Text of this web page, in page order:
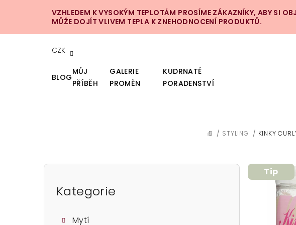
VZHLEDEM K VYSOKÝM TEPLOTÁM PROSÍME ZÁKAZNÍKY, ABY SI
MŮŽE DOJÍT VLIVEM TEPLA K ZNEHODNOCENÍ PRODUKTŮ.
CZK
BLOG
MŮJ
PŘÍBĚH
GALERIE
PROMĚN
KUDRNATÉ
PORADENSTVÍ
DOMŮ
/ STYLING / KINKY
P
Přeskočit
kategorie
Kategorie
Mytí
Tip